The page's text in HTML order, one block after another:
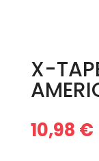
X-
10,98 €